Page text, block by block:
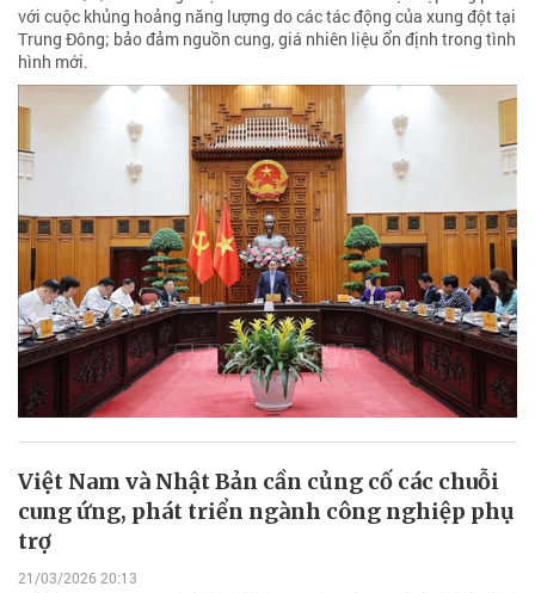
với cuộc khủng hoảng năng lượng do các tác động của xung đột tại
Trung Đông; bảo đảm nguồn cung, giá nhiên liệu ổn định trong tình
hình mới.
Việt Nam và Nhật Bản cần củng cố các chuỗi
cung ứng, phát triển ngành công nghiệp phụ
trợ
21/03/2026 20:13